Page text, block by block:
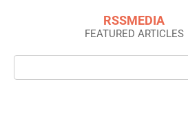
RSSMEDIA
FEATURED ARTICLES
Search: